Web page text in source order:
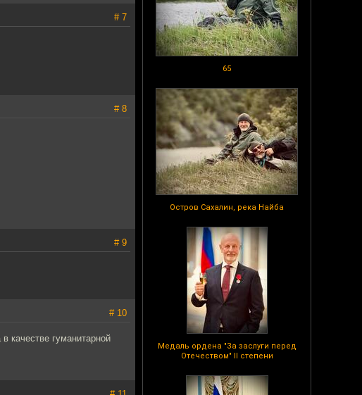
65
Остров Сахалин, река Найба
Медаль ордена "За заслуги перед
Отечеством" II степени
# 7
# 8
# 9
# 10
качестве гуманитарной